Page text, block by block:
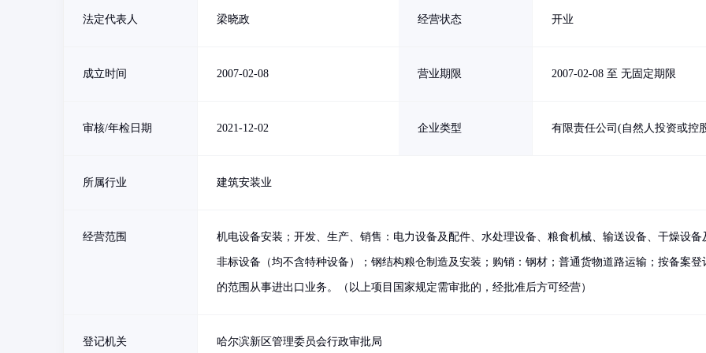
法定代表人 梁晓政 经营状态 开业
成立时间 2007-02-08 营业期限 2007-02-08 至 无固定期限
审核/年检日期 2021-12-02 企业类型 有限责任公司(自然人投资或控
所属行业 建筑安装业
经营范围 机电设备安装；开发、生产、销售：电力设备及配件、水处理设备、粮食机械、输送设备、干燥设备
非标设备（均不含特种设备）；钢结构粮仓制造及安装；购销：钢材；普通货物道路运输；按备案登
的范围从事进出口业务。（以上项目国家规定需审批的，经批准后方可经营）
登记机关 哈尔滨新区管理委员会行政审批局